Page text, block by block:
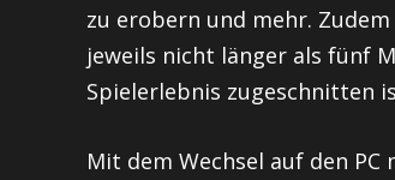
zu erobern und mehr.
jeweils nicht länger als fünf
Spielerlebnis zugeschnitten
Mit dem Wechsel auf den